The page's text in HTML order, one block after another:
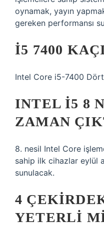
oynamak, yayın
gereken performansı
İ5 7400
Intel Core i5-7400
INTEL I5 8
ZAMAN
8. nesil Intel Core
sahip ilk cihazlar eylül
sunulacak.
4
YETERLI